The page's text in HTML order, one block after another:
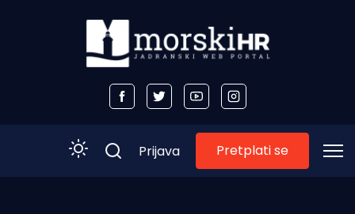
Prijava Pretplati se